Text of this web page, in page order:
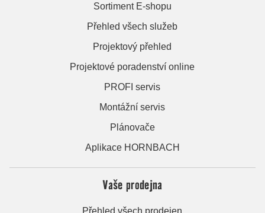
Sortiment E-shopu
Přehled všech služeb
Projektový přehled
Projektové poradenství online
PROFI servis
Montážní servis
Plánovače
Aplikace HORNBACH
Vaše prodejna
Přehled všech prodejen